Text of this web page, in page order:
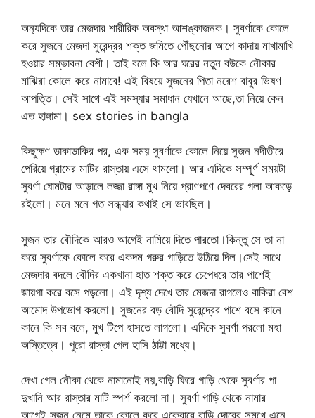
অন‍্যদিকে তার মেজদার শারীরিক অবস্থা আশঙ্কাজনক। সুবর্ণাকে কোলে
করে সুজনে মেজদা সুরেন্দ্রর শক্ত জমিতে পৌঁছনোর আগে কাদায় মাখামাখি
হওয়ার সম্ভাবনা বেশী। তাই বলে কি আর ঘরের নতুন বউকে নৌকার
মাঝিরা কোলে করে নামাবে! এই বিষয়ে সুজনের পিতা নরেশ বাবুর ভিষণ
আপত্তি। সেই সাথে এই সমস্যার সমাধান যেখানে আছে,তা নিয়ে কেন
এত হাঙ্গামা। sex stories in bangla
কিছুক্ষণ ডাকাডাকির পর, এক সময় সুবর্ণাকে কোলে নিয়ে সুজন নদীতীরে
পেরিয়ে গ্রামের মাটির রাস্তায় এসে থামলো। আর এদিকে সম্পূর্ণ সময়টা
সুবর্ণা ঘোমটার আড়ালে লজ্জা রাঙ্গা মুখ নিয়ে প্রাণপণে দেবরের গলা আকড়ে
রইলো। মনে মনে গত সন্ধ্যার কথাই সে ভাবছিল।
সুজন তার বৌদিকে আরও আগেই নামিয়ে দিতে পারতো।কিন্তু সে তা না
করে সুবর্ণাকে কোলে করে একদম গরুর গাড়িতে উঠিয়ে দিল।সেই সাথে
মেজদার বদলে বৌদির একখানা হাত শক্ত করে চেপেধরে তার পাশেই
জায়গা করে বসে পড়লো। এই দৃশ্য দেখে তার মেজদা রাগলেও বাকিরা বেশ
আমোদ উপভোগ করলো। সুজনের বড় বৌদি সুরেন্দ্রের পাশে বসে কানে
কানে কি সব বলে, মুখ টিপে হাসতে লাগলো। এদিকে সুবর্ণা পরলো মহা
অস্তিত্বে। পুরো রাস্তা গেল হাসি ঠাট্টা মধ্যে।
দেখা গেল নৌকা থেকে নামানোই নয়,বাড়ি ফিরে গাড়ি থেকে সুবর্ণার পা
দুখানি আর রাস্তার মাটি স্পর্শ করলো না। সুবর্ণা গাড়ি থেকে নামার
আগেই সুজন নেমে তাকে কোলে করে একেবারে বাড়ি দোরের সমুখে এনে